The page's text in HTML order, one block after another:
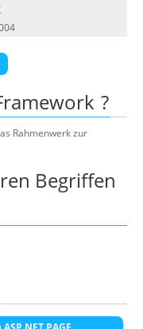
?
Rahmenwerk zur
Begriffen